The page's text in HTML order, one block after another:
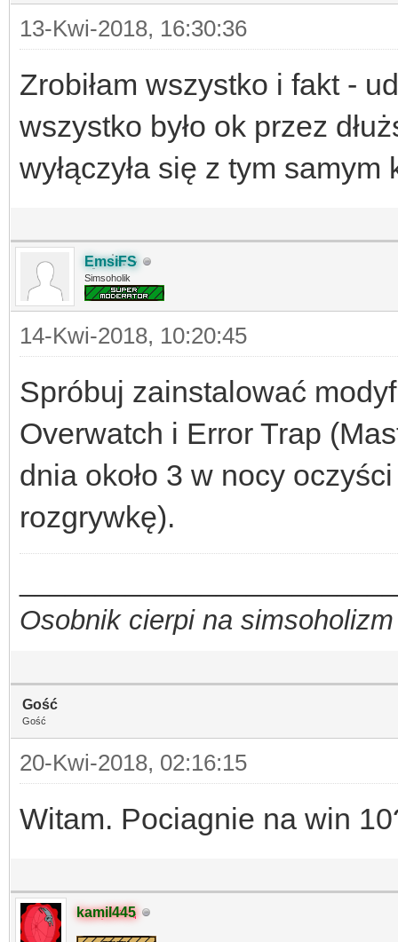
13-Kwi-2018, 16:30:36
Zrobiłam wszystko i fakt -
wszystko było ok przez
wyłączyła się z tym
EmsiFS
Simsoholik
14-Kwi-2018, 10:20:45
Spróbuj zainstalować
Overwatch i Error Trap
dnia około 3 w nocy
rozgrywkę).
Osobnik cierpi na
Gość
Gość
20-Kwi-2018, 02:16:15
Witam. Pociagnie na win
kamil445